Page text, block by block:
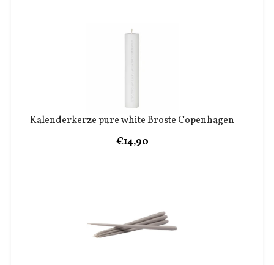
Kalenderkerze pure white Broste Copenhagen
€14,90